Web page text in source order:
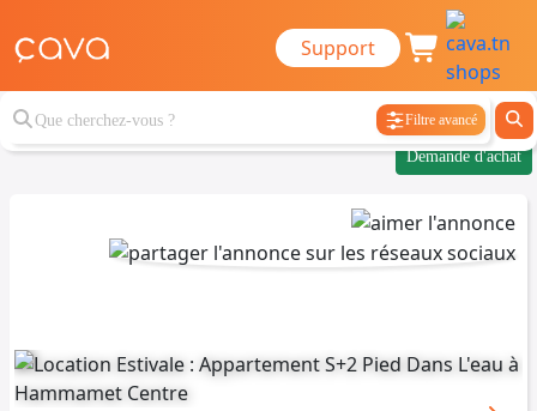
Support
Filtre avancé
Demande d'achat